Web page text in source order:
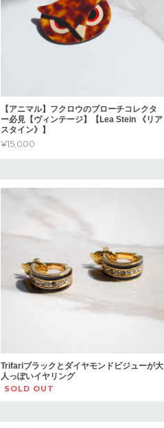
【アニマル】フクロウのブローチコレクタ
ー必見【ヴィンテージ】【Lea Stein 《リア
スタイン》】
¥15,000
Trifariブラックとダイヤモンドビジューが大
人っぽいイヤリング
SOLD OUT